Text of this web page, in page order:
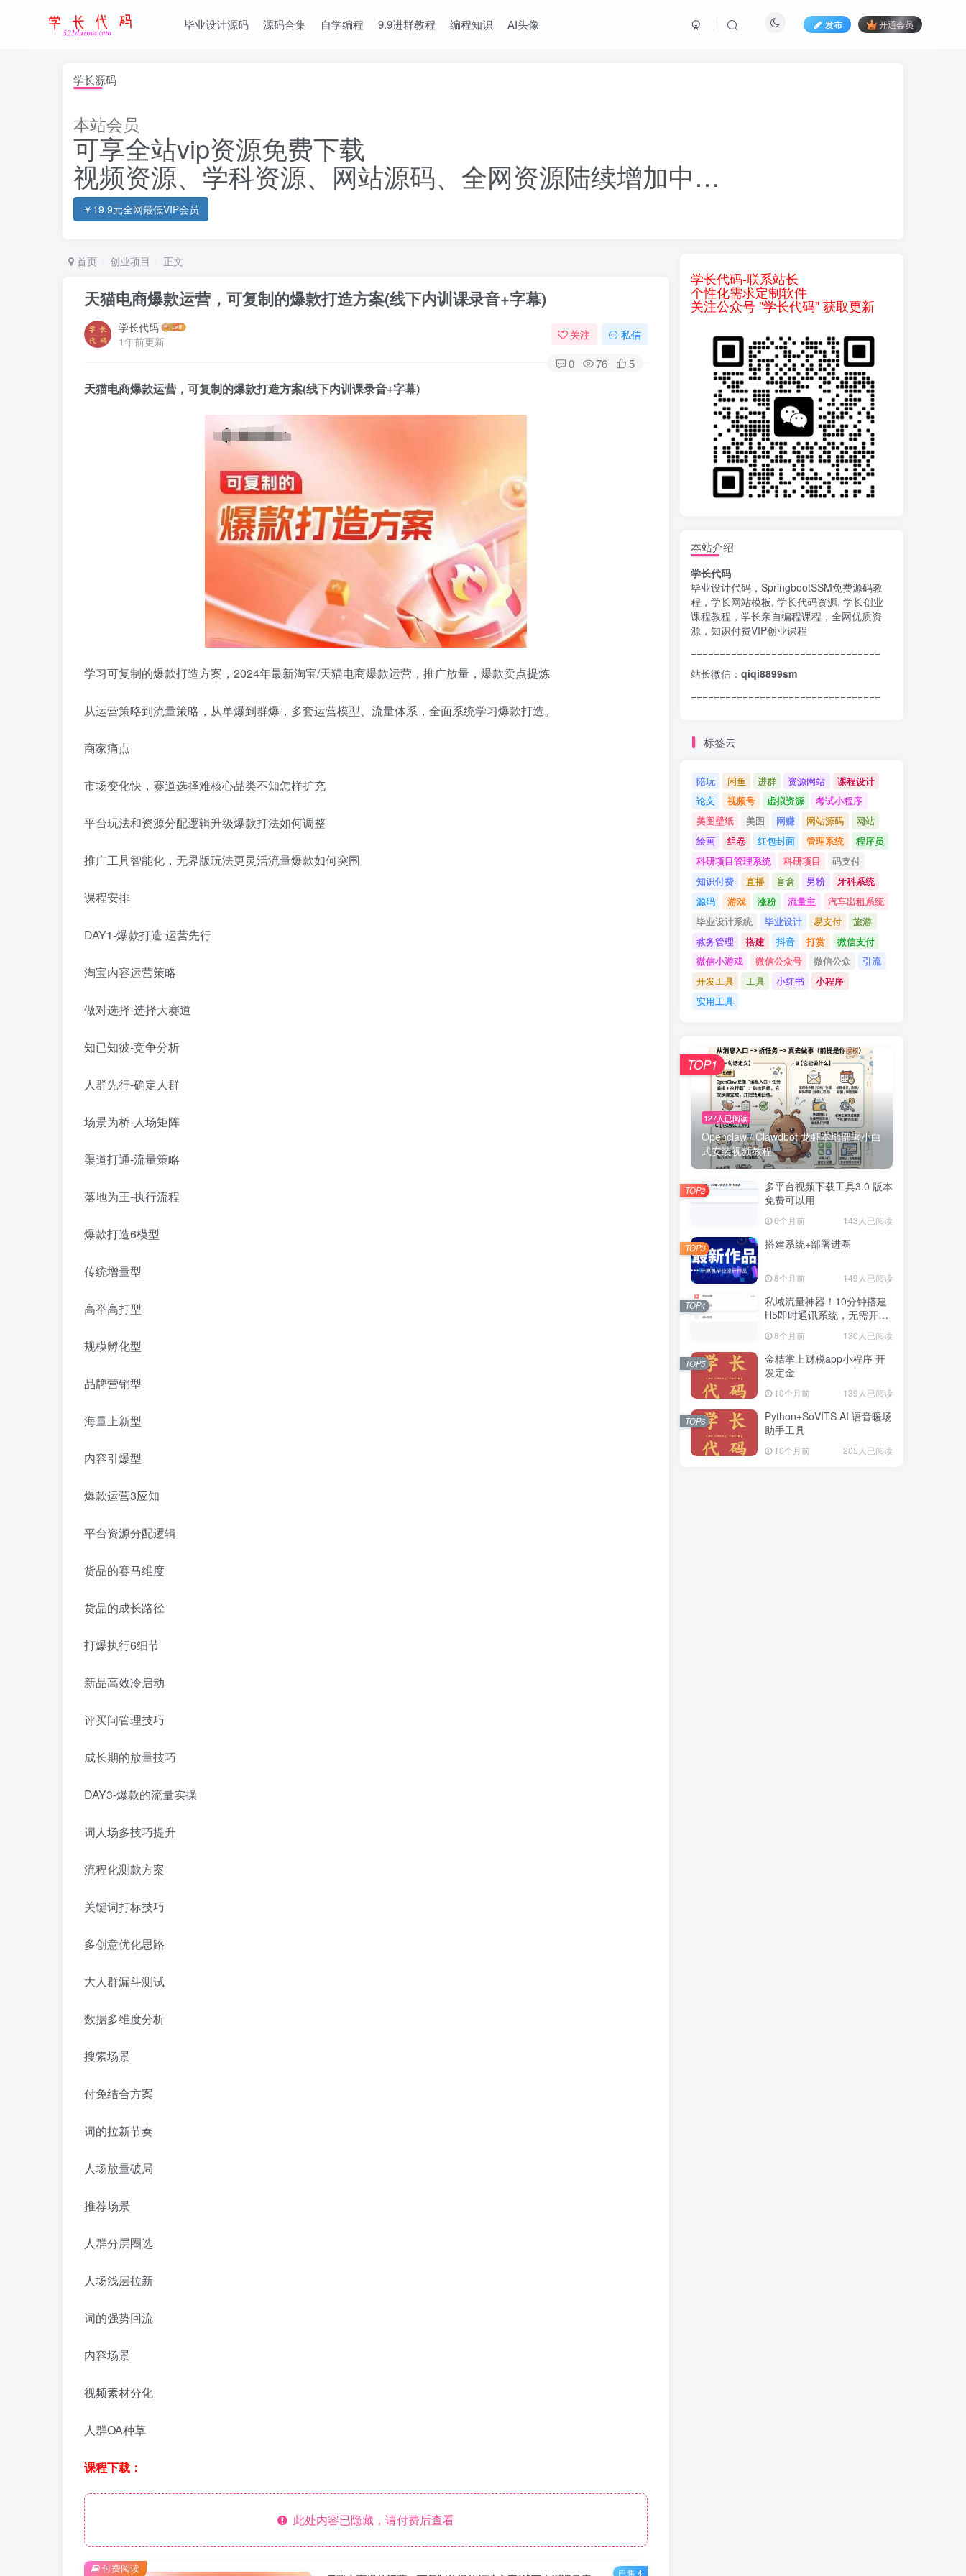
毕业设计源码 源码合集 自学编程 9.9进群教程 编程知识 AI头像 发布 开通会员
学长源码
本站会员
可享全站vip资源免费下载
视频资源、学科资源、网站源码、全网资源陆续增加中…
￥19.9元全网最低VIP会员
首页 创业项目 正文
天猫电商爆款运营，可复制的爆款打造方案(线下内训课录音+字幕)
学长代码
1年前更新
关注 私信
0 76 5
天猫电商爆款运营 ，可复制的爆款打造方案(线下内训课录音+字幕)
学习可复制的爆款打造方案，2024年最新淘宝/天猫电商爆款运营 ，推广放量，爆款卖点提炼
从运营策略到流量策略，从单爆到群爆，多套运营模型、流量体系，全面系统学习爆款打造。
商家痛点
市场变化快，赛道选择难核心品类不知怎样扩充
平台玩法和资源分配逻辑升级爆款打法如何调整
推广工具智能化，无界版玩法更灵活流量爆款如何突围
课程安排
DAY1-爆款打造 运营先行
淘宝内容运营策略
做对选择-选择大赛道
知已知彼-竞争分析
人群先行-确定人群
场景为桥-人场矩阵
渠道打通-流量策略
落地为王-执行流程
爆款打造6模型
传统增量型
高举高打型
规模孵化型
品牌营销型
海量上新型
内容引爆型
爆款运营3应知
平台资源分配逻辑
货品的赛马维度
货品的成长路径
打爆执行6细节
新品高效冷启动
评买问管理技巧
成长期的放量技巧
DAY3-爆款的流量实操
词人场多技巧提升
流程化测款方案
关键词打标技巧
多创意优化思路
大人群漏斗测试
数据多维度分析
搜索场景
付免结合方案
词的拉新节奏
人场放量破局
推荐场景
人群分层圈选
人场浅层拉新
词的强势回流
内容场景
视频素材分化
人群OA种草
课程下载：
此处内容已隐藏，请付费后查看
付费阅读 已售 4
学长代码-联系站长
个性化需求定制软件
关注公众号 "学长代码" 获取更新
本站介绍
学长代码
毕业设计代码，SpringbootSSM免费源码教
程，学长网站模板, 学长代码资源, 学长创业
课程教程，学长亲自编程课程，全网优质资
源，知识付费VIP创业课程
=================================
站长微信： qiqi8899sm
=================================
标签云
陪玩 闲鱼 进群 资源网站
课程设计
论文
视频号 虚拟资源
考试小程序
美图壁纸
美图 网赚 网站源码
网站
绘画
组卷 红包封面 管理系统
程序员
科研项目管理系统
科研项目
码支付
知识付费
直播 盲盒 男粉
牙科系统
源码
游戏 涨粉 流量主
汽车出租系统
毕业设计系统
毕业设计 易支付
旅游
教务管理
搭建 抖音 打赏
微信支付
微信小游戏
微信公众号 微信公众
引流
开发工具
工具 小红书
小程序
实用工具
127人已阅读
Openclaw / Clawdbot 龙虾本地部署小白
式安装视频教程
TOP1
多平台视频下载工具3.0 版本
免费可以用
6个月前 143人已阅读
TOP2
搭建系统+部署进圈
8个月前 149人已阅读
TOP3
私域流量神器！10分钟搭建
H5即时通讯系统，无需开
8个月前 130人已阅读
TOP4
金桔掌上财税app小程序 开
发定金
10个月前 139人已阅读
TOP5
Python+SoVITS AI 语音暖场
助手工具
10个月前 205人已阅读
TOP6